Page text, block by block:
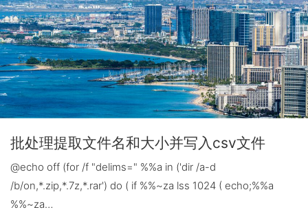
批处理提取文件名和大小并写入csv文件
@echo off (for /f "delims=" %%a in ('dir /a-d
/b/on,*.zip,*.7z,*.rar') do ( if %%~za lss 1024 ( echo;%%a
%%~za…